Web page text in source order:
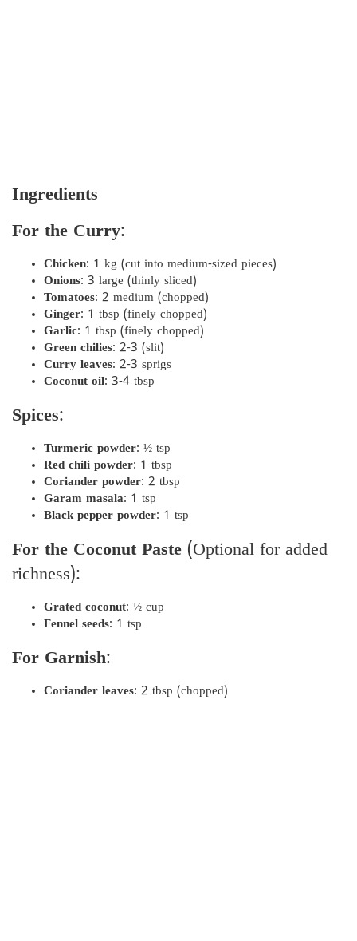
Ingredients
For the Curry:
Chicken: 1 kg (cut into medium-sized pieces)
Onions: 3 large (thinly sliced)
Tomatoes: 2 medium (chopped)
Ginger: 1 tbsp (finely chopped)
Garlic: 1 tbsp (finely chopped)
Green chilies: 2-3 (slit)
Curry leaves: 2-3 sprigs
Coconut oil: 3-4 tbsp
Spices:
Turmeric powder: ½ tsp
Red chili powder: 1 tbsp
Coriander powder: 2 tbsp
Garam masala: 1 tsp
Black pepper powder: 1 tsp
For the Coconut Paste (Optional for added
richness):
Grated coconut: ½ cup
Fennel seeds: 1 tsp
For Garnish:
Coriander leaves: 2 tbsp (chopped)